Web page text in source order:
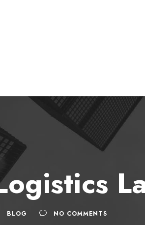
BLOG NO COMMENTS